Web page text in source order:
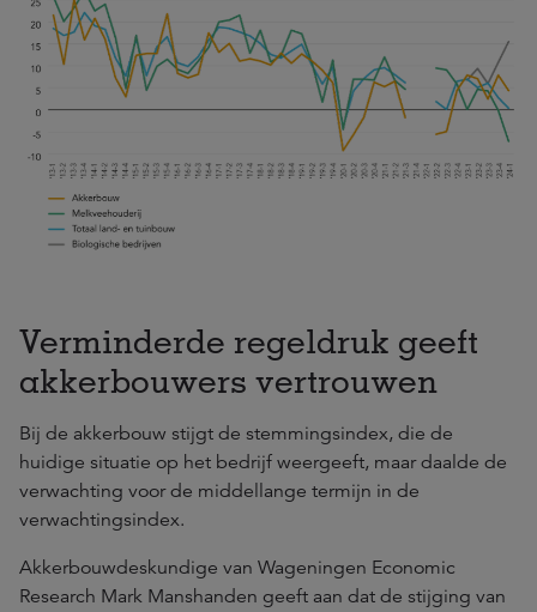
Verminderde regeldruk geeft
akkerbouwers vertrouwen
Bij de akkerbouw stijgt de stemmingsindex, die de
huidige situatie op het bedrijf weergeeft, maar daalde de
verwachting voor de middellange termijn in de
verwachtingsindex.
Akkerbouwdeskundige van Wageningen Economic
Research Mark Manshanden geeft aan dat de stijging van